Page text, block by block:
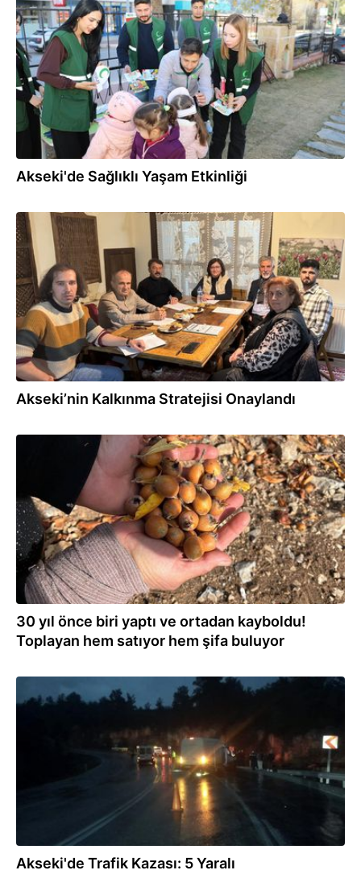
19.12.2025
Akseki'de Sağlıklı Yaşam Etkinliği
09.12.2025
Akseki’nin Kalkınma Stratejisi Onaylandı
30 yıl önce biri yaptı ve ortadan kayboldu!
Toplayan hem satıyor hem şifa buluyor
05.12.2025
Akseki'de Trafik Kazası: 5 Yaralı